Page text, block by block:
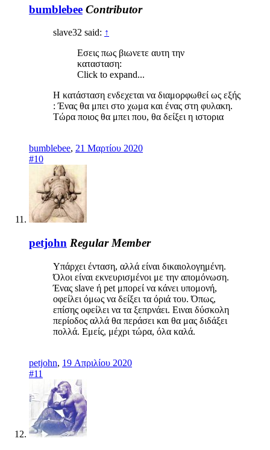
bumblebee Contributor
slave32 said: ↑
Εσεις πως βιωνετε αυτη την
κατασταση:
Click to expand...
Η κατάσταση ενδεχεται να διαμορφωθεί ως εξής
: Ένας θα μπει στο χωμα και ένας στη φυλακη.
Τώρα ποιος θα μπει που, θα δείξει η ιστορια
bumblebee, 21 Μαρτίου 2020
#10
petjohn Regular Member
Υπάρχει ένταση, αλλά είναι δικαιολογημένη.
Όλοι είναι εκνευρισμένοι με την απομόνωση.
Ένας slave ή pet μπορεί να κάνει υπομονή,
οφείλει όμως να δείξει τα όριά του. Όπως,
επίσης οφείλει να τα ξεπρνάει. Ειναι δύσκολη
περίοδος αλλά θα περάσει και θα μας διδάξει
πολλά. Εμείς, μέχρι τώρα, όλα καλά.
petjohn, 19 Απριλίου 2020
#11